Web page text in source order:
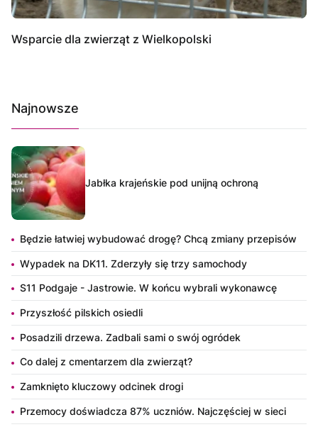
Wsparcie dla zwierząt z Wielkopolski
Najnowsze
Jabłka krajeńskie pod unijną ochroną
Będzie łatwiej wybudować drogę? Chcą zmiany przepisów
Wypadek na DK11. Zderzyły się trzy samochody
S11 Podgaje - Jastrowie. W końcu wybrali wykonawcę
Przyszłość pilskich osiedli
Posadzili drzewa. Zadbali sami o swój ogródek
Co dalej z cmentarzem dla zwierząt?
Zamknięto kluczowy odcinek drogi
Przemocy doświadcza 87% uczniów. Najczęściej w sieci